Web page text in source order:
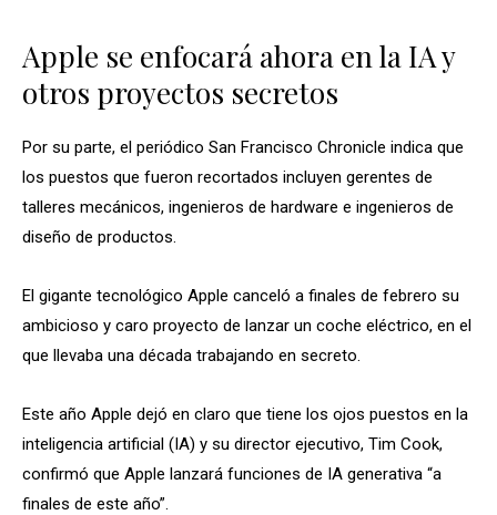
Apple se enfocará ahora en la IA y
otros proyectos secretos
Por su parte, el periódico San Francisco Chronicle indica que
los puestos que fueron recortados incluyen gerentes de
talleres mecánicos, ingenieros de hardware e ingenieros de
diseño de productos.
El gigante tecnológico Apple canceló a finales de febrero su
ambicioso y caro proyecto de lanzar un coche eléctrico, en el
que llevaba una década trabajando en secreto.
Este año Apple dejó en claro que tiene los ojos puestos en la
inteligencia artificial (IA) y su director ejecutivo, Tim Cook,
confirmó que Apple lanzará funciones de IA generativa “a
finales de este año”.